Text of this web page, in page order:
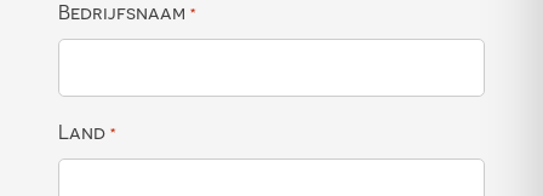
Bedrijfsnaam *
Land *